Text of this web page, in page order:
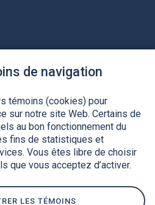
de navigation
témoins (cookies) pour
sur notre site Web. Certains de
au bon fonctionnement du
fins de statistiques et
Vous êtes libre de choisir
que vous acceptez d’activer.
LES TÉMOINS
de la Charte de la langue française
Québec.ca
Ce